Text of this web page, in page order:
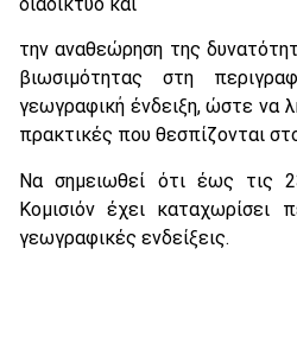
την αναθεώρηση της
βιωσιμότητας στη
γεωγραφική ένδειξη, ώστε να
πρακτικές που θεσπίζονται
Να σημειωθεί ότι έως τις
Κομισιόν έχει καταχωρίσει
γεωγραφικές ενδείξεις.